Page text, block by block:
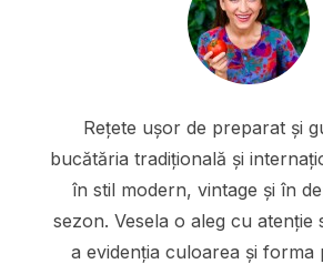
Rețete ușor de preparat și
bucătăria tradițională și
în stil modern, vintage și în
sezon. Vesela o aleg cu
a evidenția culoarea și